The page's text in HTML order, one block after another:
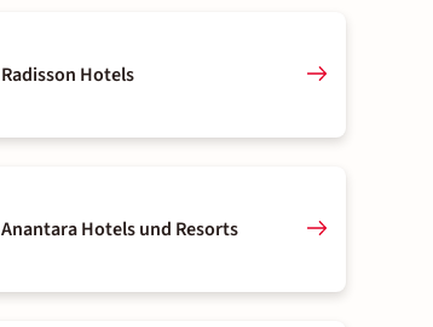
Radisson Hotels
Anantara Hotels und Resorts